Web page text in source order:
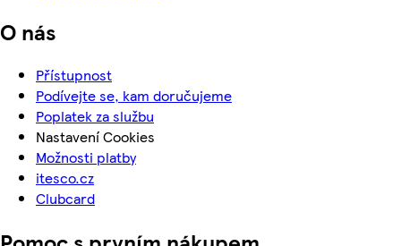
O nás
Přístupnost
Podívejte se, kam doručujeme
Poplatek za službu
Nastavení Cookies
Možnosti platby
itesco.cz
Clubcard